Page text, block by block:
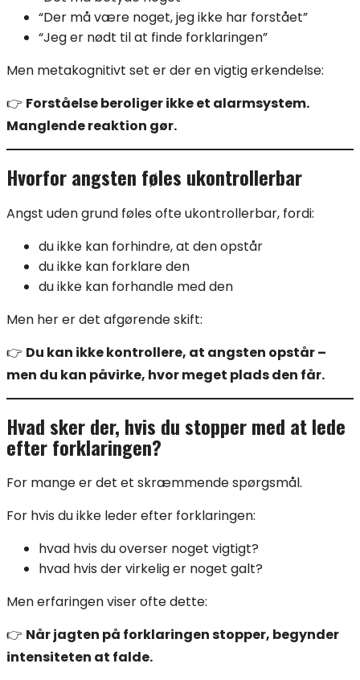
“Der må være noget, jeg ikke har forstået”
“Jeg er nødt til at finde forklaringen”
Men metakognitivt set er der en vigtig erkendelse:
👉 Forståelse beroliger ikke et alarmsystem.
Manglende reaktion gør.
Hvorfor angsten føles ukontrollerbar
Angst uden grund føles ofte ukontrollerbar, fordi:
du ikke kan forhindre, at den opstår
du ikke kan forklare den
du ikke kan forhandle med den
Men her er det afgørende skift:
👉 Du kan ikke kontrollere, at angsten opstår –
men du kan påvirke, hvor meget plads den får.
Hvad sker der, hvis du stopper med at lede
efter forklaringen?
For mange er det et skræmmende spørgsmål.
For hvis du ikke leder efter forklaringen:
hvad hvis du overser noget vigtigt?
hvad hvis der virkelig er noget galt?
Men erfaringen viser ofte dette:
👉 Når jagten på forklaringen stopper, begynder
intensiteten at falde.